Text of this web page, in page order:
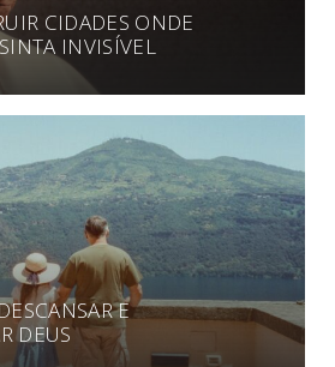
CIDADES ONDE
INVISÍVEL
E
DEUS